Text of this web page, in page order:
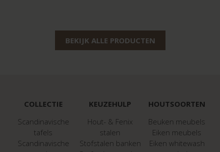
BEKIJK ALLE PRODUCTEN
COLLECTIE
Scandinavische
tafels
Scandinavische
KEUZEHULP
Hout- & Fenix
stalen
Stofstalen banken
HOUTSOORTEN
Beuken meubels
Eiken meubels
Eiken whitewash